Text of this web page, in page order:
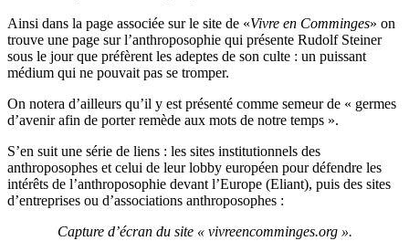
Ainsi dans la page associée sur le site de «Vivre en Comminges» on
trouve une page sur l’anthroposophie qui présente Rudolf Steiner
sous le jour que préfèrent les adeptes de son culte : un puissant
médium qui ne pouvait pas se tromper.
On notera d’ailleurs qu’il y est présenté comme semeur de « germes
d’avenir afin de porter remède aux mots de notre temps ».
S’en suit une série de liens : les sites institutionnels des
anthroposophes et celui de leur lobby européen pour défendre les
intérêts de l’anthroposophie devant l’Europe (Eliant), puis des sites
d’entreprises ou d’associations anthroposophes :
Capture d’écran du site « vivreencomminges.org ».